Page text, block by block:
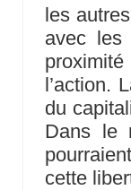
les
avec les
l’action.
du
Dans le
cette